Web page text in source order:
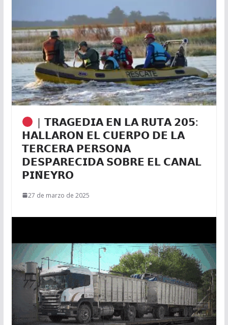
| 𝗧𝗥𝗔𝗚𝗘𝗗𝗜𝗔 𝗘𝗡 𝗟𝗔 𝗥𝗨𝗧𝗔 𝟮𝟬𝟱:
𝗛𝗔𝗟𝗟𝗔𝗥𝗢𝗡 𝗘𝗟 𝗖𝗨𝗘𝗥𝗣𝗢 𝗗𝗘 𝗟𝗔
𝗧𝗘𝗥𝗖𝗘𝗥𝗔 𝗣𝗘𝗥𝗦𝗢𝗡𝗔
𝗗𝗘𝗦𝗣𝗔𝗥𝗘𝗖𝗜𝗗𝗔 𝗦𝗢𝗕𝗥𝗘 𝗘𝗟 𝗖𝗔𝗡𝗔𝗟
𝗣𝗜𝗡̃𝗘𝗬𝗥𝗢
27 de marzo de 2025